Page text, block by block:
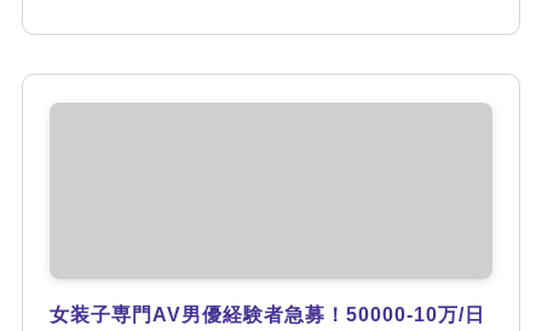
女装子専門AV男優経験者急募！50000-10万/日